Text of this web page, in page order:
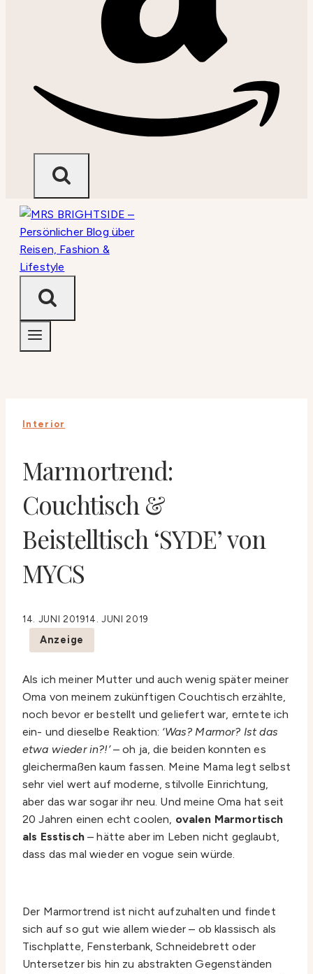
Interior
Marmortrend:
Couchtisch &
Beistelltisch ‘SYDE’ von
MYCS
14. JUNI 201914. JUNI 2019
Anzeige
Als ich meiner Mutter und auch wenig später meiner
Oma von meinem zukünftigen Couchtisch erzählte,
noch bevor er bestellt und geliefert war, erntete ich
ein- und dieselbe Reaktion: ‘Was? Marmor? Ist das
etwa wieder in?!’– oh ja, die beiden konnten es
gleichermaßen kaum fassen. Meine Mama legt selbst
sehr viel wert auf moderne, stilvolle Einrichtung,
aber das war sogar ihr neu. Und meine Oma hat seit
20 Jahren einen echt coolen, ovalen Marmortisch
als Esstisch– hätte aber im Leben nicht geglaubt,
dass das mal wieder en vogue sein würde.
Der Marmortrend ist nicht aufzuhalten und findet
sich auf so gut wie allem wieder – ob klassisch als
Tischplatte, Fensterbank, Schneidebrett oder
Untersetzer bis hin zu abstrakten Gegenständen